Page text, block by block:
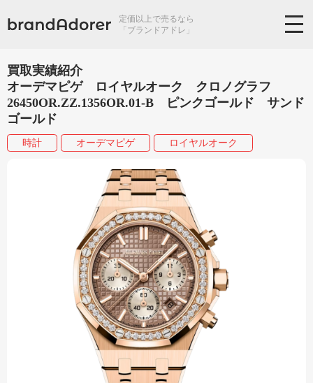
定価以上で売るなら
「ブランドアドレ」
買取実績紹介
オーデマピゲ ロイヤルオーク クロノグラフ
26450OR.ZZ.1356OR.01-B ピンクゴールド サンド
ゴールド
時計 オーデマピゲ ロイヤルオーク